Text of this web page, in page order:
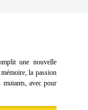
une nouvelle
la passion
mutants, avec pour